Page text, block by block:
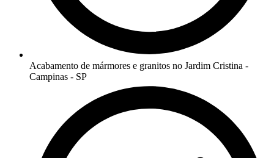
Acabamento de mármores e granitos no Jardim Cristina -
Campinas - SP